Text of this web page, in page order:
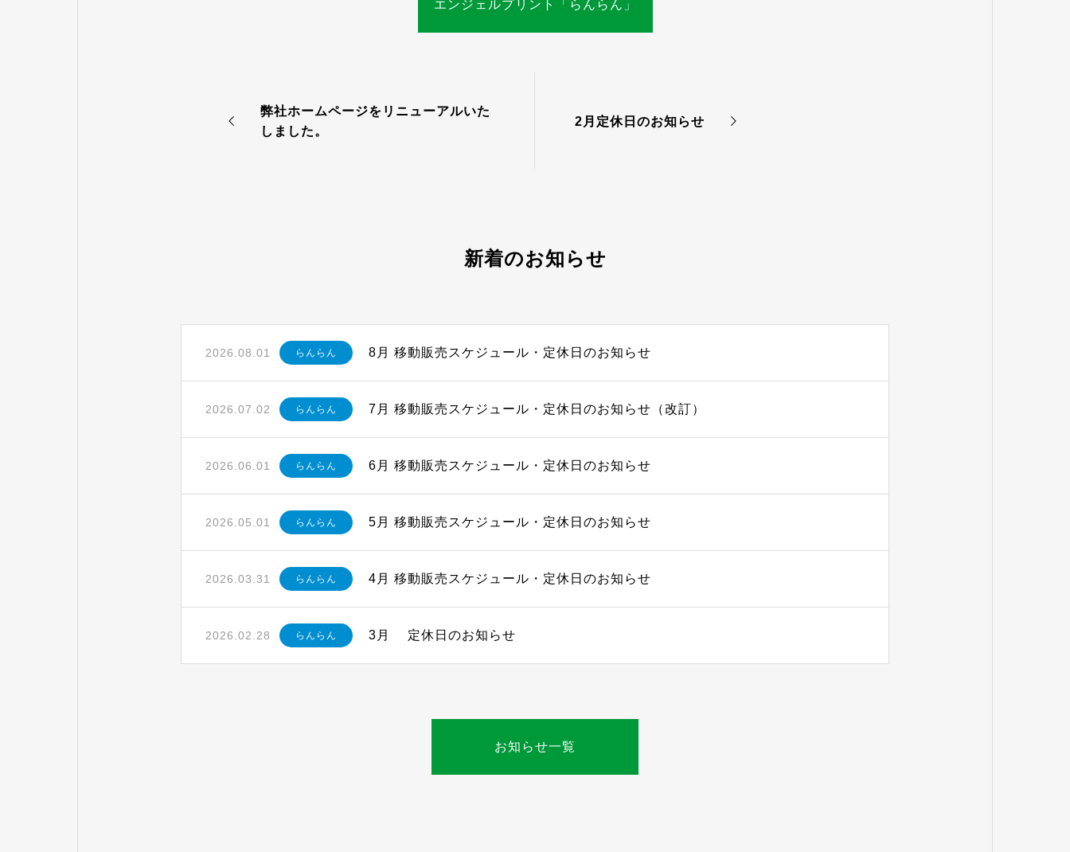
エンジェルプリント「らんらん」
弊社ホームページをリニューアルいた
しました。
2月定休日のお知らせ
新着のお知らせ
2026.08.01 らんらん 8月 移動販売スケジュール・定休日のお知らせ
2026.07.02 らんらん 7月 移動販売スケジュール・定休日のお知らせ（改訂）
2026.06.01 らんらん 6月 移動販売スケジュール・定休日のお知らせ
2026.05.01 らんらん 5月 移動販売スケジュール・定休日のお知らせ
2026.03.31 らんらん 4月 移動販売スケジュール・定休日のお知らせ
2026.02.28 らんらん 3月 定休日のお知らせ
お知らせ一覧